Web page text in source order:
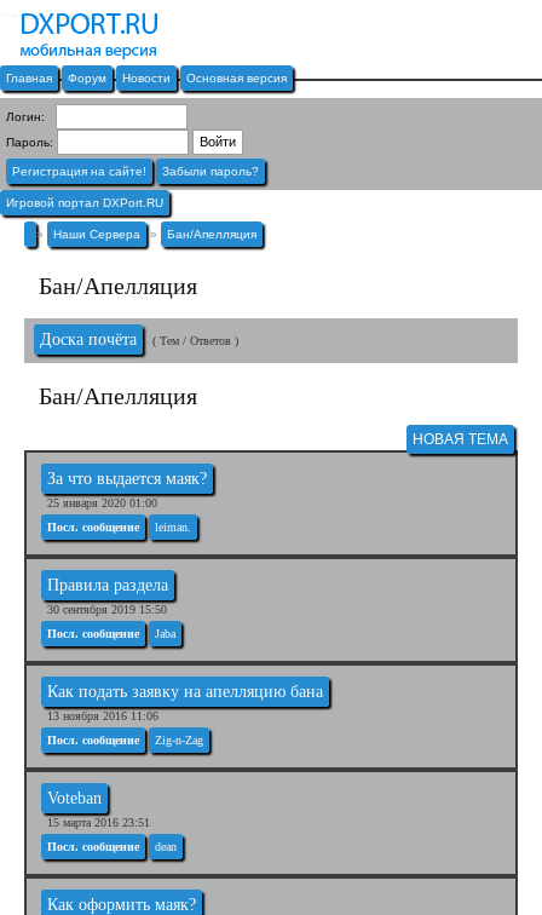
Главная Форум Новости Основная версия
Логин:
Пароль:
Регистрация на сайте! Забыли пароль?
Игровой портал DXPort.RU
» Наши Сервера » Бан/Апелляция
Бан/Апелляция
Доска почёта ( Тем / Ответов )
Бан/Апелляция
НОВАЯ ТЕМА
За что выдается маяк?
25 января 2020 01:00
Посл. сообщение
leiman.
Правила раздела
30 сентября 2019 15:50
Посл. сообщение
Jaba
Как подать заявку на апелляцию бана
13 ноября 2016 11:06
Посл. сообщение
Zig-n-Zag
Voteban
15 марта 2016 23:51
Посл. сообщение
dean
Как оформить маяк?